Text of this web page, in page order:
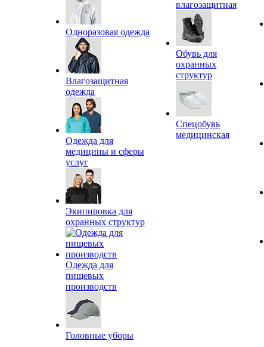
Одноразовая одежда
Влагозащитная
одежда
Одежда для
медицины и сферы
услуг
Экипировка для
охранных структур
Одежда для
пищевых
производств
Головные уборы
влагозащитная
Обувь для
охранных
структур
Спецобувь
медицинская